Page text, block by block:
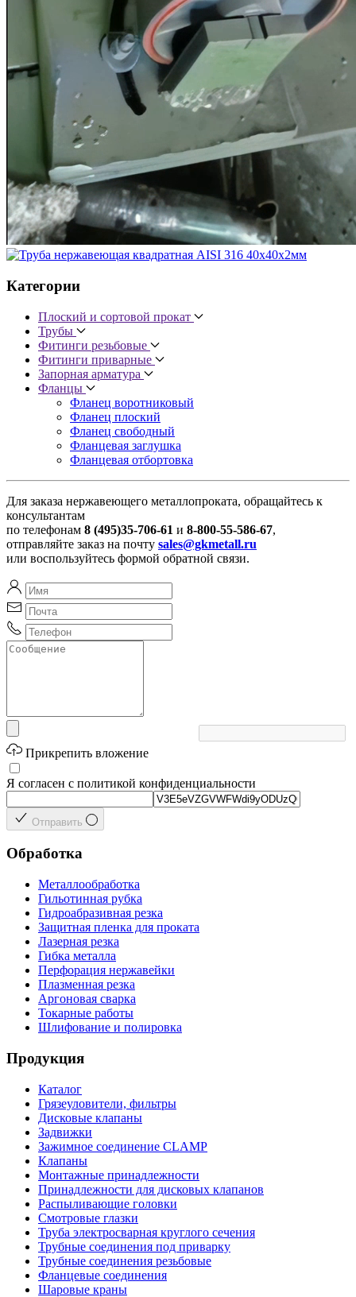
Категории
Плоский и сортовой прокат
Трубы
Фитинги резьбовые
Фитинги приварные
Запорная арматура
Фланцы
Фланец воротниковый
Фланец плоский
Фланец свободный
Фланцевая заглушка
Фланцевая отбортовка
Для заказа нержавеющего металлопроката, обращайтесь к
консультантам
по телефонам 8 (495)35-706-61 и 8-800-55-586-67,
отправляйте заказ на почту sales@gkmetall.ru
или воспользуйтесь формой обратной связи.
Прикрепить вложение
Я согласен с политикой конфиденциальности
Отправить
Обработка
Металлообработка
Гильотинная рубка
Гидроабразивная резка
Защитная пленка для проката
Лазерная резка
Гибка металла
Перфорация нержавейки
Плазменная резка
Аргоновая сварка
Токарные работы
Шлифование и полировка
Продукция
Каталог
Грязеуловители, фильтры
Дисковые клапаны
Задвижки
Зажимное соединение CLAMP
Клапаны
Монтажные принадлежности
Принадлежности для дисковых клапанов
Распыливающие головки
Смотровые глазки
Труба электросварная круглого сечения
Трубные соединения под приварку
Трубные соединения резьбовые
Фланцевые соединения
Шаровые краны